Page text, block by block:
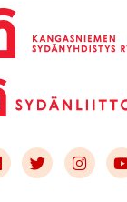
Link to facebook
Link toLink